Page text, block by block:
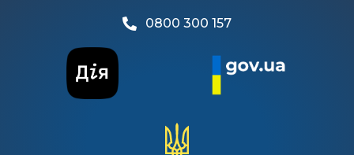
0800 300 157